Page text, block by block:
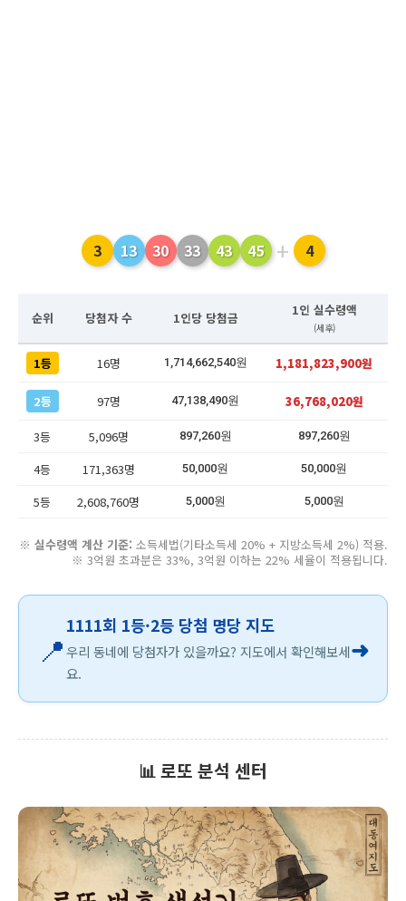
3 13 30 33 43 45 + 4
순위 당첨자 수 1인당 당첨금 1인 실수령액
(세후)
1등 16명 1,714,662,540원 1,181,823,900원
2등 97명 47,138,490원 36,768,020원
3등 5,096명 897,260원 897,260원
4등 171,363명 50,000원 50,000원
5등 2,608,760명 5,000원 5,000원
※ 실수령액 계산 기준: 소득세법(기타소득세 20% + 지방소득세 2%) 적용.
※ 3억원 초과분은 33%, 3억원 이하는 22% 세율이 적용됩니다.
📍
1111회 1등·2등 당첨 명당 지도
우리 동네에 당첨자가 있을까요? 지도에서 확인해보세
요.
➜
📊 로또 분석 센터